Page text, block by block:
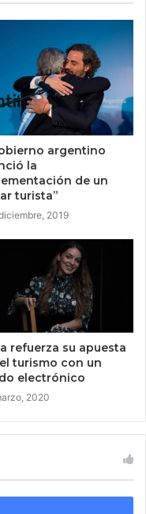
argentino
la
de un
turista”
2019
refuerza su apuesta
turismo con un
electrónico
2020